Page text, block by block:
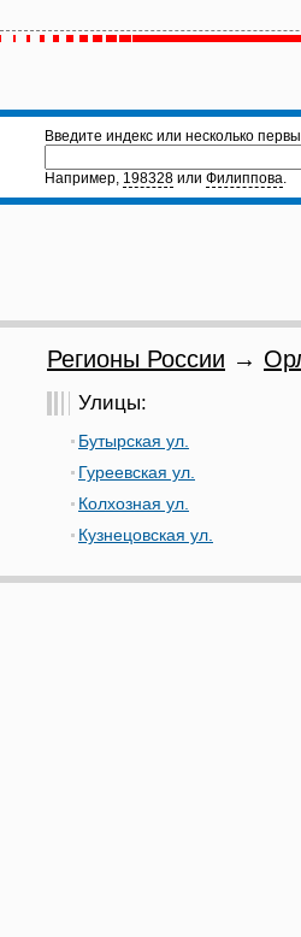
Введите индекс или несколько
Например, 198328 или Филиппова.
Регионы России →
Улицы:
Бутырская ул.
Гуреевская ул.
Колхозная ул.
Кузнецовская ул.